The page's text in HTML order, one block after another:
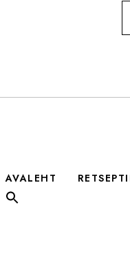
AVALEHT